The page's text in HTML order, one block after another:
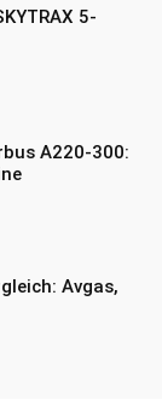
5-
A220-300:
Avgas,